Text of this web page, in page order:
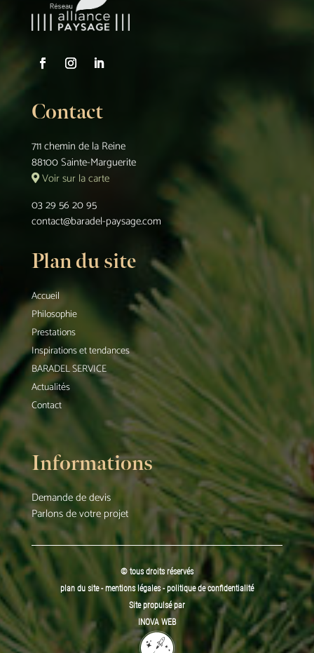
Contact
711 chemin de la Reine
88100 Sainte-Marguerite
Voir sur la carte
03 29 56 20 95
contact@baradel-paysage.com
Plan du site
Accueil
Philosophie
Prestations
Inspirations et tendances
BARADEL SERVICE
Actualités
Contact
Informations
Demande de devis
Parlons de votre projet
© tous droits réservés
plan du site-mentions légales -politique de confidentialité
Site propulsé par
INOVA WEB